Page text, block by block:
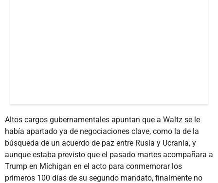
Altos cargos gubernamentales apuntan que a Waltz se le
había apartado ya de negociaciones clave, como la de la
búsqueda de un acuerdo de paz entre Rusia y Ucrania, y
aunque estaba previsto que el pasado martes acompañara a
Trump en Míchigan en el acto para conmemorar los
primeros 100 días de su segundo mandato, finalmente no